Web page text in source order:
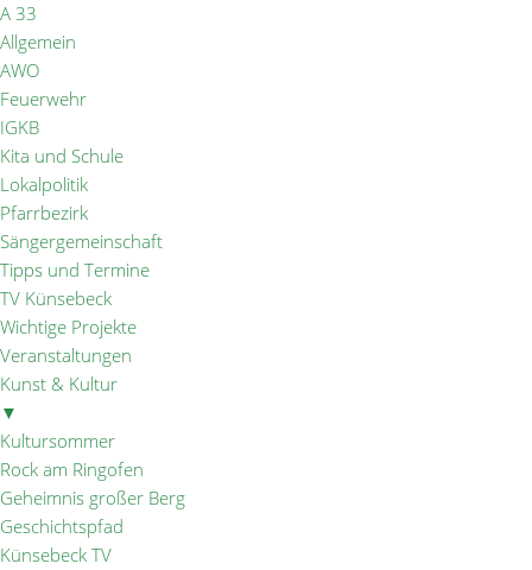
A 33
Allgemein
AWO
Feuerwehr
IGKB
Kita und Schule
Lokalpolitik
Pfarrbezirk
Sängergemeinschaft
Tipps und Termine
TV Künsebeck
Wichtige Projekte
Veranstaltungen
Kunst & Kultur
▼
Kultursommer
Rock am Ringofen
Geheimnis großer Berg
Geschichtspfad
Künsebeck TV